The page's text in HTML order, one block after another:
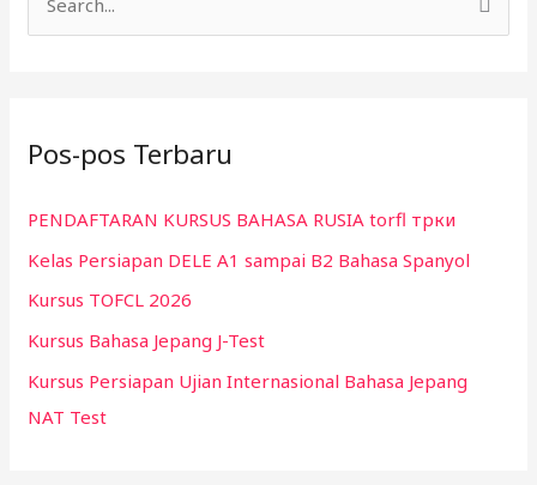
u
t
u
k
:
Pos-pos Terbaru
PENDAFTARAN KURSUS BAHASA RUSIA torfl трки
Kelas Persiapan DELE A1 sampai B2 Bahasa Spanyol
Kursus TOFCL 2026
Kursus Bahasa Jepang J-Test
Kursus Persiapan Ujian Internasional Bahasa Jepang
NAT Test